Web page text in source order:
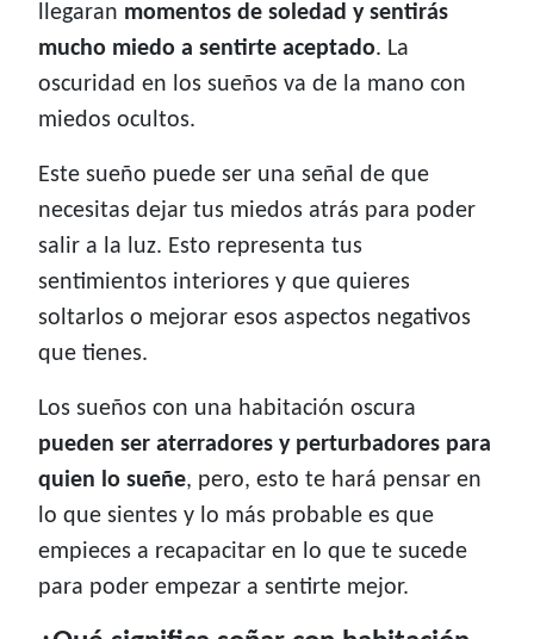
llegaran momentos de soledad y sentirás
mucho miedo a sentirte aceptado. La
oscuridad en los sueños va de la mano con
miedos ocultos.
Este sueño puede ser una señal de que
necesitas dejar tus miedos atrás para poder
salir a la luz. Esto representa tus
sentimientos interiores y que quieres
soltarlos o mejorar esos aspectos negativos
que tienes.
Los sueños con una habitación oscura
pueden ser aterradores y perturbadores para
quien lo sueñe, pero, esto te hará pensar en
lo que sientes y lo más probable es que
empieces a recapacitar en lo que te sucede
para poder empezar a sentirte mejor.